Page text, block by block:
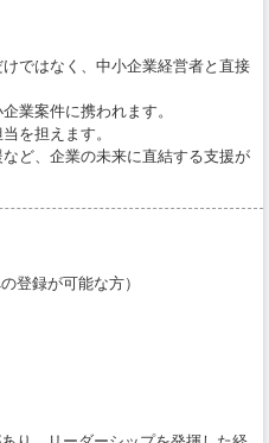
ではなく、中小企業経営者と直接
業案件に携われます。
を担えます。
ど、企業の未来に直結する支援が
登録が可能な方）